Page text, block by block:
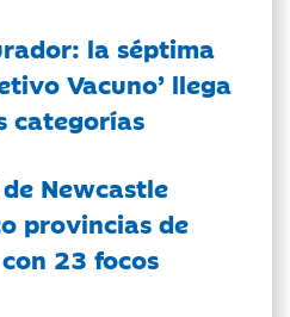
la séptima
Vacuno’ llega
categorías
Newcastle
provincias de
23 focos